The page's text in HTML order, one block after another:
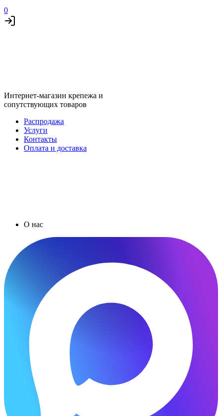
0
Интернет-магазин крепежа и
сопутствующих товаров
Распродажа
Услуги
Контакты
Оплата и доставка
О нас